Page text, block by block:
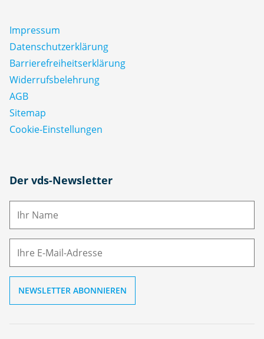
Impressum
Datenschutz­erklärung
Barrierefreiheitserklärung
Widerrufsbelehrung
AGB
Sitemap
Cookie-Einstellungen
Der vds-Newsletter
N
M